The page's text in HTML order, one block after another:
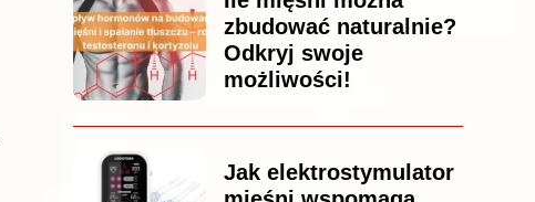
zbudować naturalnie?
Odkryj swoje
możliwości!
Jak elektrostymulator